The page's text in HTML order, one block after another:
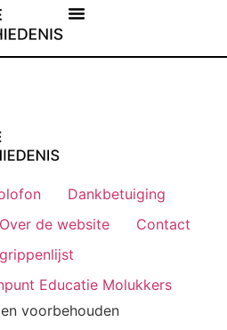
Dankbetuiging
Over de website
Contact
Educatie Molukkers
voorbehouden